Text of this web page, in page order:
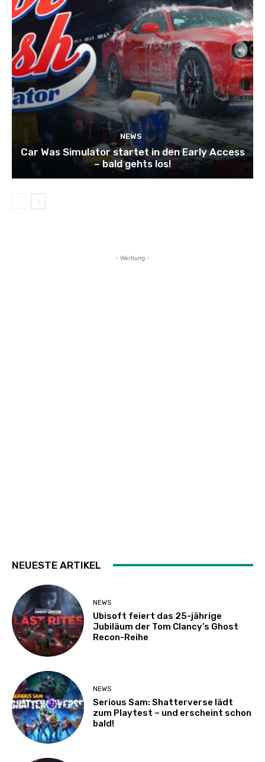
NEWS
Car Was Simulator startet in den Early Access
– bald gehts los!
- Werbung -
NEUESTE ARTIKEL
NEWS
Ubisoft feiert das 25-jährige
Jubiläum der Tom Clancy’s Ghost
Recon-Reihe
NEWS
Serious Sam: Shatterverse lädt
zum Playtest – und erscheint schon
bald!